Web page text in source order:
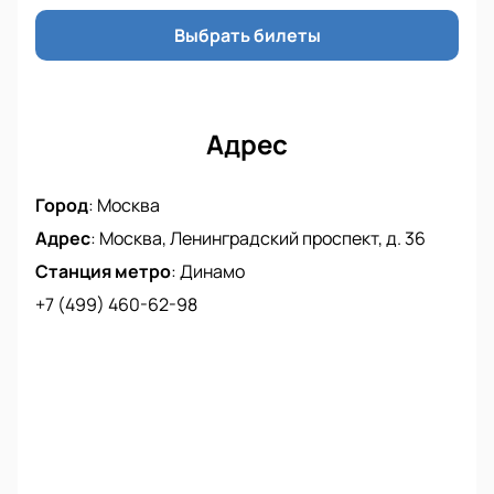
рекомендуем посетить встречу «Динамо» -
«Трактор» и получить от просмотра этой игры
коллективов КХЛ «Динамо» и «Трактор» можно на
Выбрать билеты
Адрес
Город: Москва
Адрес: Москва, Ленинградский проспект, д. 36
Станция метро:Динамо
+7 (499) 460-62-98